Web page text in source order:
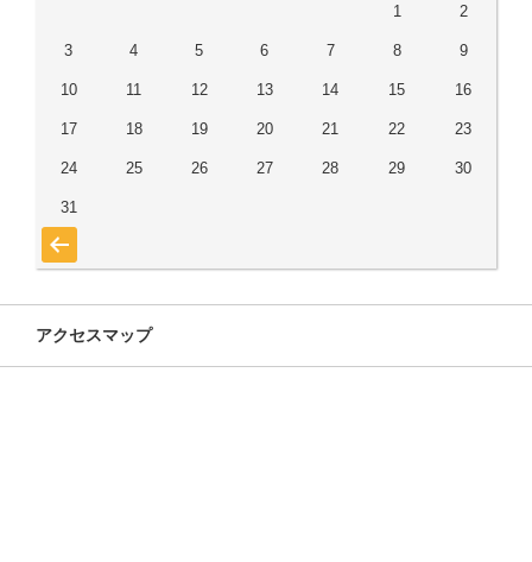
1 2
3 4 5 6 7 8 9
10 11 12 13 14 15 16
17 18 19 20 21 22 23
24 25 26 27 28 29 30
31
« 7月
アクセスマップ